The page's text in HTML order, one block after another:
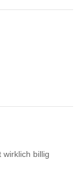
wirklich billig